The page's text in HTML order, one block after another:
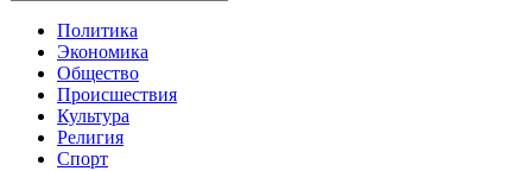
Политика
Экономика
Общество
Происшествия
Культура
Религия
Спорт